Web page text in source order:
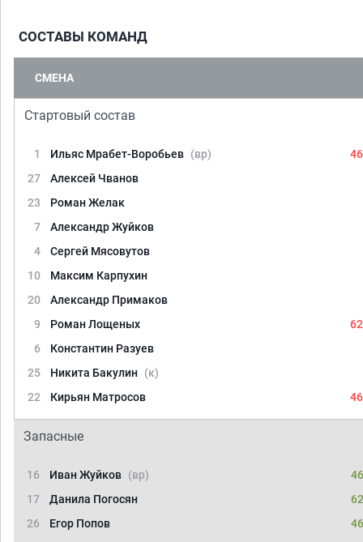
СОСТАВЫ КОМАНД
СМЕНА
Стартовый состав
1 Ильяс Мрабет-Воробьев (вр)
27
Алексей Чванов
23
Роман Желак
7
Александр Жуйков
4
Сергей Мясовутов
10
Максим Карпухин
20
Александр Примаков
9
Роман Лощеных
6
Константин Разуев
25
Никита Бакулин (к)
22
Кирьян Матросов
Запасные
16 Иван Жуйков (вр)
17
Данила Погосян
26
Егор Попов